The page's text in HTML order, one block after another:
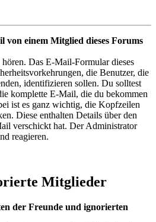
von einem Mitglied dieses Forums
Das E-Mail-Formular dieses
die Benutzer, die
identifizieren sollen. Du solltest
komplette E-Mail, die du bekommen
ist es ganz wichtig, die Kopfzeilen
Diese enthalten Details über den
verschickt hat. Der Administrator
reagieren.
Mitglieder
der Freunde und ignorierten